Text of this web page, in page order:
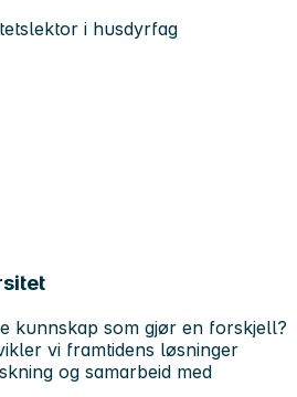
i husdyrfag
kunnskap som gjør en forskjell?
vi framtidens løsninger
og samarbeid med